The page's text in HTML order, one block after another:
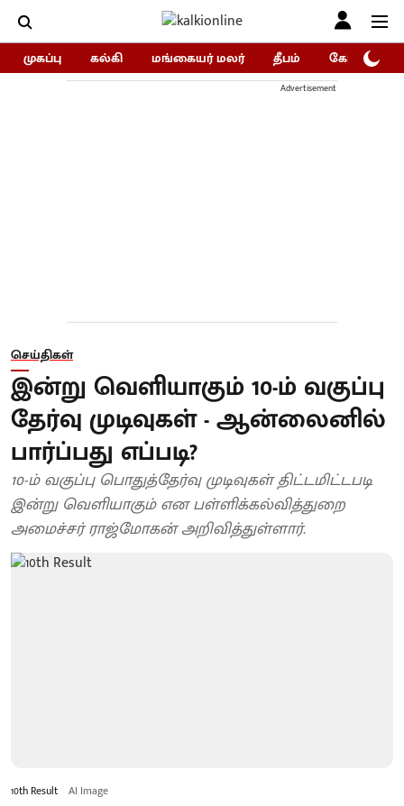
முகப்பு கல்கி மங்கையர் மலர் தீபம் கோகுலம்/
Advertisement
செய்திகள்
இன்று வெளியாகும் 10-ம் வகுப்பு
தேர்வு முடிவுகள் - ஆன்லைனில்
பார்ப்பது எப்படி?
10-ம் வகுப்பு பொதுத்தேர்வு முடிவுகள் திட்டமிட்டபடி
இன்று வெளியாகும் என பள்ளிக்கல்வித்துறை
அமைச்சர் ராஜ்மோகன் அறிவித்துள்ளார்.
10th Result AI Image